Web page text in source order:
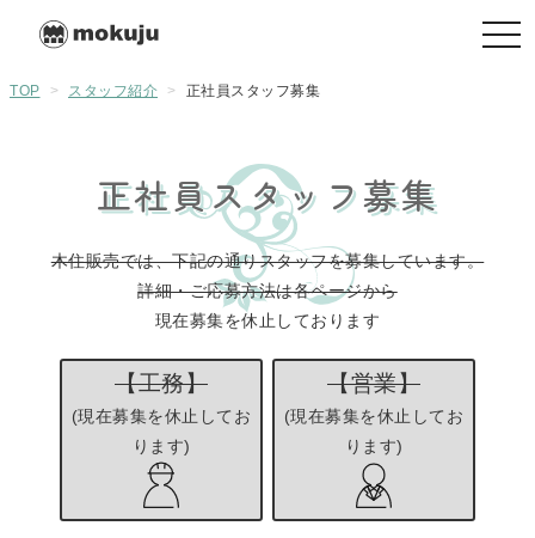
TOP > スタッフ紹介 > 正社員スタッフ募集
正社員スタッフ募集
木住販売では、下記の通りスタッフを募集しています。
詳細・ご応募方法は各ページから
現在募集を休止しております
【工務】
(現在募集を休止してお
ります)
【営業】
(現在募集を休止してお
ります)